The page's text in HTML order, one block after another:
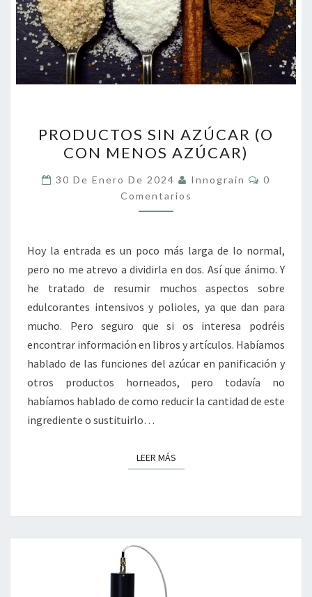
SIN
AZÚCAR
(O
CON
MENOS
PRODUCTOS SIN AZÚCAR (O
CON MENOS AZÚCAR)
30 De Enero De 2024 Innograin
0
Comentarios
Hoy la entrada es un poco más larga de lo normal,
pero no me atrevo a dividirla en dos. Así que ánimo. Y
he tratado de resumir muchos aspectos sobre
edulcorantes intensivos y polioles, ya que dan para
mucho. Pero seguro que si os interesa podréis
encontrar información en libros y artículos. Habíamos
hablado de las funciones del azúcar en panificación y
otros productos horneados, pero todavía no
habíamos hablado de como reducir la cantidad de este
ingrediente o sustituirlo…
LEER MÁSLEER MÁS